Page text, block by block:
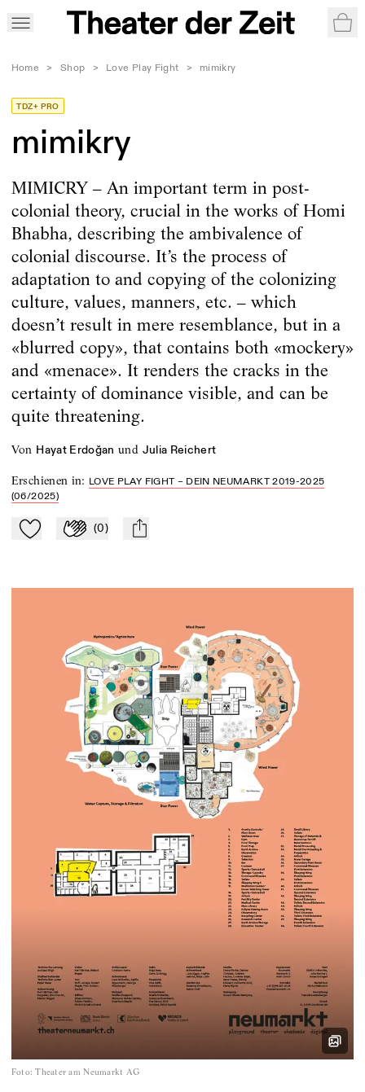
Home > Shop > Love Play Fight > mimikry
TDZ+ PRO
mimikry
MIMICRY – An important term in post-
colonial theory, crucial in the works of Homi
Bhabha, describing the ambivalence of
colonial discourse. It’s the process of
adaptation to and copying of the colonizing
culture, values, manners, etc. – which
doesn’t result in mere resemblance, but in a
«blurred copy», that contains both «mockery»
and «menace». It renders the cracks in the
certainty of dominance visible, and can be
quite threatening.
von Hayat Erdoğan und Julia Reichert
Erschienen in: LOVE PLAY FIGHT – DEIN NEUMARKT 2019-2025
(06/2025)
Zu Mein-TdZ hinzufügen
Applaudieren
(0) mail
Foto: Theater am Neumarkt AG